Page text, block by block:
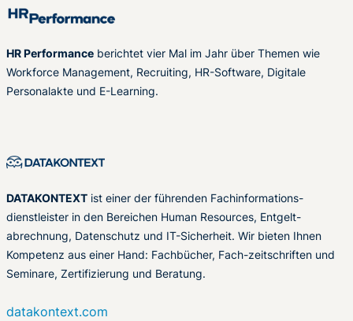
HR Performance berichtet vier Mal im Jahr über Themen wie
Workforce Management, Recruiting, HR-Software, Digitale
Personalakte und E-Learning.
DATAKONTEXT ist einer der führenden Fachinformations-
dienstleister in den Bereichen Human Resources, Entgelt-
abrechnung, Datenschutz und IT-Sicherheit. Wir bieten Ihnen
Kompetenz aus einer Hand: Fachbücher, Fach-zeitschriften und
Seminare, Zertifizierung und Beratung.
datakontext.com